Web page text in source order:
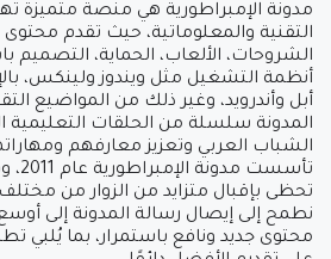
مدونة الإمبراطورية هي منصة متميزة
التقنية والمعلوماتية، حيث تقدم
الشروحات، الألعاب، الحماية، التصميم
أنظمة التشغيل مثل ويندوز ولينكس،
أبل وأندرويد، وغير ذلك من المواضيع
المدونة سلسلة من الحلقات التعليمية
الشباب العربي وتعزيز معارفهم
تحظى بإقبال متزايد من الزوار من
نطمح إلى إيصال رسالة المدونة إلى
محتوى جديد ونافع باستمرار، بما يُلبي